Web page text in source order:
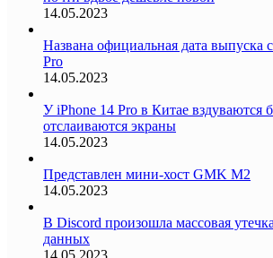
14.05.2023
Названа официальная дата выпуска
Pro
14.05.2023
У iPhone 14 Pro в Китае вздуваются
отслаиваются экраны
14.05.2023
Представлен мини-хост GMK M2
14.05.2023
В Discord произошла массовая
данных
14.05.2023